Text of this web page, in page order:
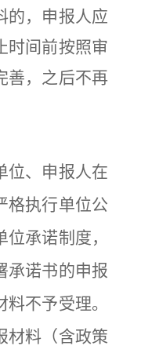
的，申报人应
时间前按照审
善，之后不再
位、申报人在
格执行单位公
承诺制度，
承诺书的申报
不予受理。
材料（含政策